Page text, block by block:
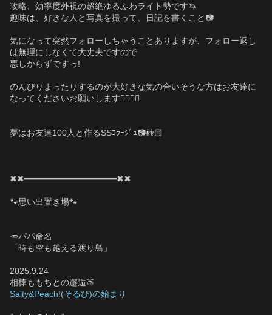
攻略、効率度外視の超絶ゆるふわライト勢です🦄
趣味は、好きな人と写真を撮って、日記を書くこと📷️
気になって突然フォローしちゃうことありますが、フォロー返し
は無理にしなくて大丈夫ですので
悪しからずですっ!
のんびりまったりするのが大好きな気の合いそうな方はお友達に
なってくださいお願いします🙇🏻‍♀️✨
夢はお友達100人と作るSSｺﾗｰｼﾞｭ📷️👭🏻
✖✖━━━━━━━━━━━━━━━━━━━✖✖
🐾思い出置き場🐾
🥕パパ命名
「時も空も越える渡り鳥」
2025.9.24
相棒ももちとの邂逅🍑
Salty&Peach!(そるぴ)の始まり